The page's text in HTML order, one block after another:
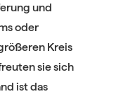
und
oder
Kreis
sie sich
ist das